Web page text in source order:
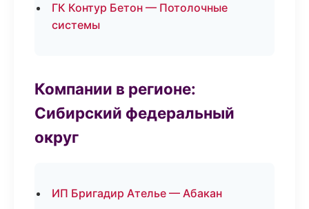
ГК Контур Бетон — Потолочные
системы
Компании в регионе:
Сибирский федеральный
округ
ИП Бригадир Ателье — Абакан